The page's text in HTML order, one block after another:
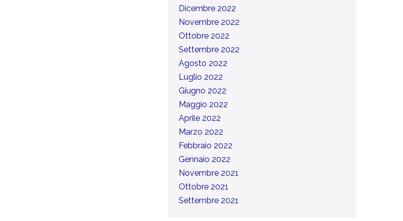
Dicembre 2022
Novembre 2022
Ottobre 2022
Settembre 2022
Agosto 2022
Luglio 2022
Giugno 2022
Maggio 2022
Aprile 2022
Marzo 2022
Febbraio 2022
Gennaio 2022
Novembre 2021
Ottobre 2021
Settembre 2021